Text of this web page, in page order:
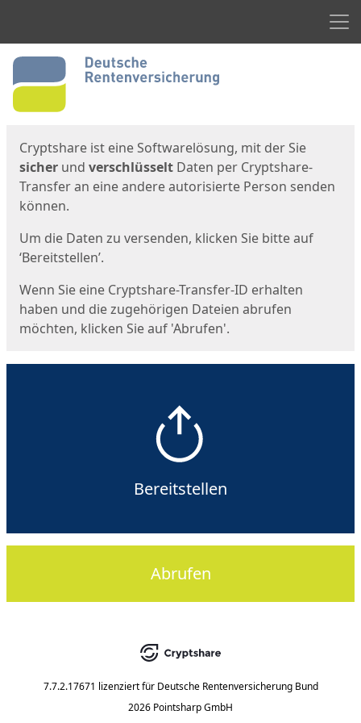
Start
Cryptshare ist eine Softwarelösung, mit der Sie
sicher und verschlüsselt Daten per Cryptshare-
Transfer an eine andere autorisierte Person senden
können.
Um die Daten zu versenden, klicken Sie bitte auf
‘Bereitstellen’.
Wenn Sie eine Cryptshare-Transfer-ID erhalten
haben und die zugehörigen Dateien abrufen
möchten, klicken Sie auf 'Abrufen'.
Bereitstellen
Abrufen
7.7.2.17671 lizenziert für Deutsche Rentenversicherung Bund
2026 Pointsharp GmbH